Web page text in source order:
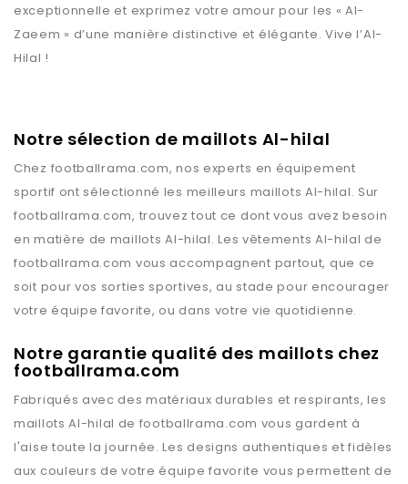
exceptionnelle et exprimez votre amour pour les « Al-
Zaeem » d’une manière distinctive et élégante. Vive l’Al-
Hilal !
Notre sélection de maillots Al-hilal
Chez footballrama.com, nos experts en équipement
sportif ont sélectionné les meilleurs maillots Al-hilal. Sur
footballrama.com, trouvez tout ce dont vous avez besoin
en matière de maillotsAl-hilal. Les vêtements Al-hilal de
footballrama.com vous accompagnent partout, que ce
soit pour vos sorties sportives, au stade pour encourager
votre équipe favorite, ou dans votre vie quotidienne.
Notre garantie qualité des maillots chez
footballrama.com
Fabriqués avec des matériaux durables et respirants, les
maillotsAl-hilal de footballrama.com vous gardent à
l'aise toute la journée. Les designs authentiques et fidèles
aux couleurs de votre équipe favorite vous permettent de